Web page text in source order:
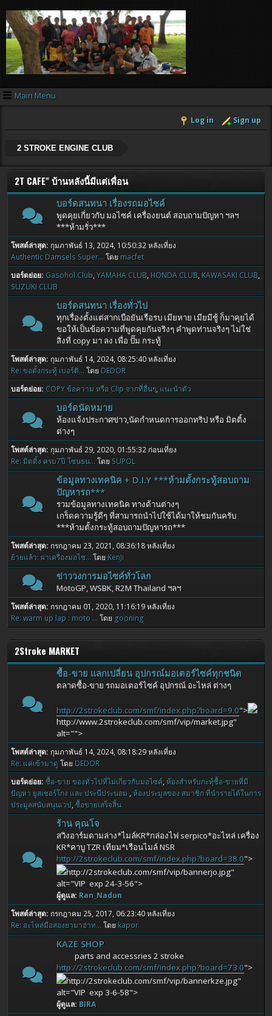
Main Menu
Log in Sign up
2 STROKE ENGINE CLUB
2T CAFE" บ้านหลังนี้มีแต่เพื่อน
บอร์ดสนทนา เรื่องรถมอไซค์
พูดคุยเกี่ยวกับ มอไซค์ เครื่องยนต์ สอบถามปัญหา ฯลฯ
***ห้ามรั่ว***
โพสต์ล่าสุด: กุมภาพันธ์ 13, 2024, 10:50:32 หลังเที่ยง
Authentic Damsels Super... โดย macfet
บอร์ดย่อย Gasohol Club YAMAHA CLUB HONDA CLUB KAWASAKI CLUB
SUZUKI CLUB
บอร์ดสนทนา เรื่องทั่วไป
ทุกเรื่องตั้งแต่สากเบือยันเรือรบ เมียหาย เมียมีชู้ ก็มาคุยได้
ขอให้เป็นข้อความที่พูดคุยกันจริงๆ คำพูดท่านจริงๆ ไม่ใช่
สิ่งที่ copy มา ลง เพื่อ ปั๊ม กระทู้
โพสต์ล่าสุด: กุมภาพันธ์ 14, 2024, 08:25:40 หลังเที่ยง
Re: ขอตั้งกระทู้ เบอร์ติ... โดย DEDOR
บอร์ดย่อย COPY ข้อความ หรือ Clip จากที่อื่นๆ แนะนำตัว
บอร์ดนัดหมาย
ห้องแจ้งประกาศข่าว,นัดกำหนดการออกทริป หรือ มิตติ้ง
ต่างๆ
โพสต์ล่าสุด: กุมภาพันธ์ 29, 2020, 01:55:32 ก่อนเที่ยง
Re: มิตติ้ง ครบ7ปี โซนธน... โดย SUPOL
ข้อมูลทางเทคนิค + D.I.Y ***ห้ามตั้งกระทู้สอบถาม
ปัญหารถ***
รวมข้อมูลทางเทคนิค ทางด้านต่างๆ
เกร็ดความรู้ดีๆ ที่สามารถนำไปใช้ได้มาให้ชมกันครับ
***ห้ามตั้งกระทู้สอบถามปัญหารถ***
โพสต์ล่าสุด: กรกฎาคม 23, 2021, 08:36:18 หลังเที่ยง
ย้ายแล้ว: ผ่าเครื่องมอไซ... โดย KenJi
ข่าววงการมอไซค์ทั่วโลก
MotoGP, WSBK, R2M Thailand ฯลฯ
โพสต์ล่าสุด: กรกฎาคม 01, 2020, 11:16:19 หลังเที่ยง
Re: warm up lap : moto ... โดย gooning
2Stroke MARKET
ซื้อ-ขาย แลกเปลี่ยน อุปกรณ์มอเตอร์ไซค์ทุกชนิด
ตลาดซื้อ-ขาย รถมอเตอร์ไซค์ อุปกรณ์ อะไหล่ ต่างๆ
http://2strokeclub.com/smf/index.php?board=9.0">
http://www.2strokeclub.com/smf/vip/market.jpg"
alt="">
โพสต์ล่าสุด: กุมภาพันธ์ 14, 2024, 08:18:29 หลังเที่ยง
Re: แค่เข้ามาดูโดย DEDOR
บอร์ดย่อย ซื้อ-ขาย ของทั่วไปที่ไม่เกี่ยวกับมอไซค์ ห้องสำหรับกะทุ้ซื้อ-ขายที่มี
ปัญหา ยูสเซอร์โกง และ ประนีประนอม ห้องประมูลของ สมาชิก ที่นำรายได้ในการ
ประมูลสนับสนุนเวป ซื้อขายเสร็จสิ้น
ร้าน คุณโจ
สวิงอาร์มดามล่าง*ไมล์KR*กล่องไฟ serpico*อะไหล่ เครื่อง
KR*คาบู TZR เทียม*เรือนไมล์ NSR
http://2strokeclub.com/smf/index.php?board=38.0">
http://2strokeclub.com/smf/vip/bannerjo.jpg"
alt="VIP exp 24-3-56">
ผู้ดูแล: Ran_Nadun
โพสต์ล่าสุด: กรกฎาคม 25, 2017, 06:23:40 หลังเที่ยง
Re: อะไหล่มือสองยามาฮ่าท... โดย kapor
KAZE SHOP
parts and accessries 2 stroke
http://2strokeclub.com/smf/index.php?board=73.0">
http://2strokeclub.com/smf/vip/bannerkze.jpg"
alt="VIP exp 3-6-58">
ผู้ดูแล: BIRA